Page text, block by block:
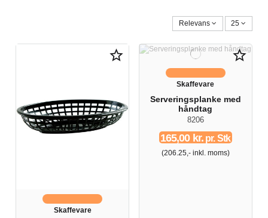
Relevans 25
star_border
Skaffevare
star_border
Skaffevare
Serveringsplanke med
håndtag
8206
165,00 kr. pr. Stk
(206.25,- inkl. moms)